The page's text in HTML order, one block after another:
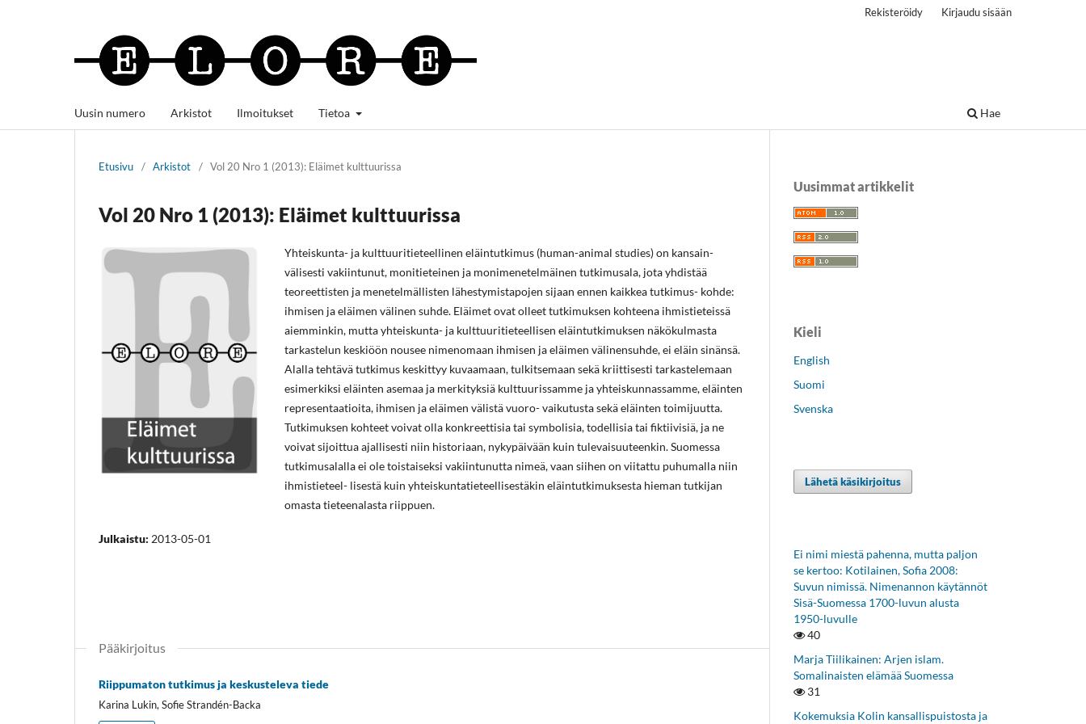
Uusin numero Arkistot Ilmoitukset Tietoa Hae
Rekisteröidy Kirjaudu sisään
Etusivu / Arkistot / Vol 20 Nro 1 (2013): Eläimet kulttuurissa
Vol 20 Nro 1 (2013): Eläimet kulttuurissa
Yhteiskunta- ja kulttuuritieteellinen eläintutkimus (human-animal studies) on kansain-
välisesti vakiintunut, monitieteinen ja monimenetelmäinen tutkimusala, jota yhdistää
teoreettisten ja menetelmällisten lähestymistapojen sijaan ennen kaikkea tutkimus- kohde:
ihmisen ja eläimen välinen suhde. Eläimet ovat olleet tutkimuksen kohteena ihmistieteissä
aiemminkin, mutta yhteiskunta- ja kulttuuritieteellisen eläintutkimuksen näkökulmasta
tarkastelun keskiöön nousee nimenomaan ihmisen ja eläimen välinensuhde, ei eläin sinänsä.
Alalla tehtävä tutkimus keskittyy kuvaamaan, tulkitsemaan sekä kriittisesti tarkastelemaan
esimerkiksi eläinten asemaa ja merkityksiä kulttuurissamme ja yhteiskunnassamme, eläinten
representaatioita, ihmisen ja eläimen välistä vuoro- vaikutusta sekä eläinten toimijuutta.
Tutkimuksen kohteet voivat olla konkreettisia tai symbolisia, todellisia tai fiktiivisiä, ja ne
voivat sijoittua ajallisesti niin historiaan, nykypäivään kuin tulevaisuuteenkin. Suomessa
tutkimusalalla ei ole toistaiseksi vakiintunutta nimeä, vaan siihen on viitattu puhumalla niin
ihmistieteel- lisestä kuin yhteiskuntatieteellisestäkin eläintutkimuksesta hieman tutkijan
omasta tieteenalasta riippuen.
Julkaistu: 2013-05-01
Pääkirjoitus
Riippumaton tutkimus ja keskusteleva tiede
Karina Lukin, Sofie Strandén-Backa
Uusimmat artikkelit
Kieli
English
Suomi
Svenska
Lähetä käsikirjoitus
Ei nimi miestä pahenna, mutta paljon
se kertoo: Kotilainen, Sofia 2008:
Suvun nimissä. Nimenannon käytännöt
Sisä-Suomessa 1700-luvun alusta
1950-luvulle
40
Marja Tiilikainen: Arjen islam.
Somalinaisten elämää Suomessa
31
Kokemuksia Kolin kansallispuistosta ja